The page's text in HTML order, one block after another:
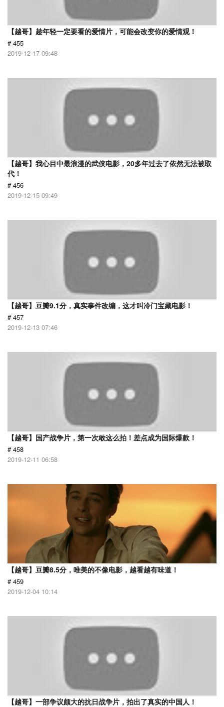
【越哥】趁年轻一定要看的爱情片，可能会改变你的爱情观！
# 455
2019-12-17 09:48
【越哥】我心目中最浪漫的武侠电影，20多年过去了依然无法被取
代！
# 456
2019-12-15 09:49
【越哥】豆瓣9.1分，真实事件改编，这才叫冷门宝藏电影！
# 457
2019-12-13 07:46
【越哥】国产战争片，第一次敢这么拍！差点成为国际爆款！
# 458
2019-12-11 06:58
【越哥】豆瓣8.5分，唯美的不像电影，越看越有味道！
# 459
2019-12-04 10:14
【越哥】一部争议颇大的抗日战争片，拍出了真实的中国人！